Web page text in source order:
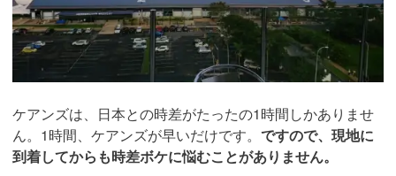
ケアンズは、日本との時差がたったの1時間しかありませ
ん。1時間、ケアンズが早いだけです。 ですので、現地に
到着してからも時差ボケに悩むことがありません。